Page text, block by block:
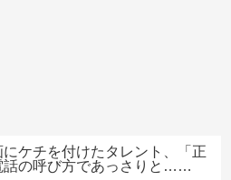
ケチを付けたタレント、「正
話の呼び方であっさりと……